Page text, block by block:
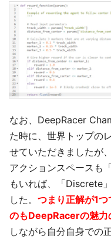
なお、DeepRacer
た時に、世界トップの
せていただきましたが
アクションスペースも
もいれば、「Discrete
した。 つまり正解が1
のもDeepRacerの魅力
しながら自分自身での